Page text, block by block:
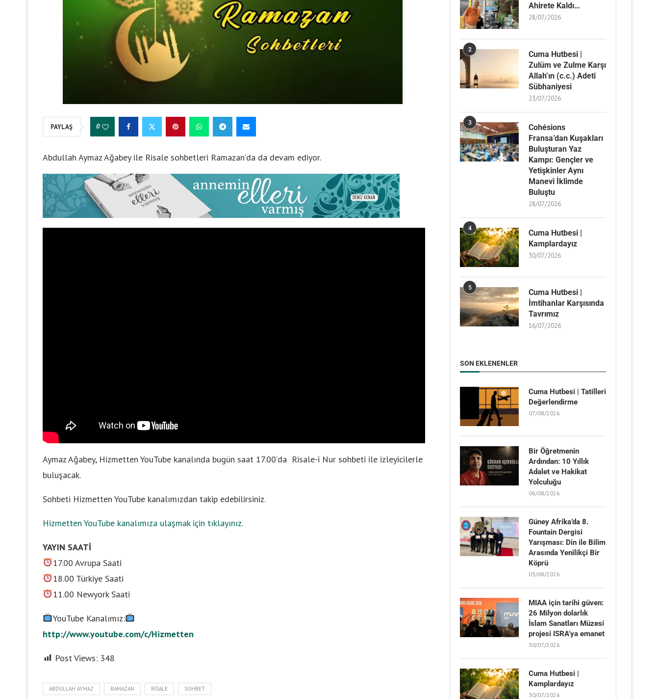
PAYLAŞ 0
Abdullah Aymaz Ağabey ile Risale sohbetleri Ramazan’da da devam ediyor.
Aymaz Ağabey, Hizmetten YouTube kanalında bugün saat 17.00’da Risale-i Nur sohbeti ile izleyicilerle
buluşacak.
Sohbeti Hizmetten YouTube kanalımızdan takip edebilirsiniz.
Hizmetten YouTube kanalımıza ulaşmak için tıklayınız.
YAYIN SAATİ
17.00 Avrupa Saati
18.00 Türkiye Saati
11.00 Newyork Saati
YouTube Kanalımız:
http://www.youtube.com/c/Hizmetten
Post Views: 348
ABDULLAH AYMAZ RAMAZAN RISALE SOHBET
Ahirete Kaldı…
28/07/2026
2
Cuma Hutbesi |
Zulüm ve Zulme Karşı
Allah’ın (c.c.) Adeti
Sübhaniyesi
23/07/2026
3
Cohésions
Fransa’dan Kuşakları
Buluşturan Yaz
Kampı: Gençler ve
Yetişkinler Aynı
Manevî İklimde
Buluştu
28/07/2026
4
Cuma Hutbesi |
Kamplardayız
30/07/2026
5
Cuma Hutbesi |
İmtihanlar Karşısında
Tavrımız
16/07/2026
SON EKLENENLER
Cuma Hutbesi | Tatilleri
Değerlendirme
07/08/2026
Bir Öğretmenin
Ardından: 10 Yıllık
Adalet ve Hakikat
Yolculuğu
06/08/2026
Güney Afrika’da 8.
Fountain Dergisi
Yarışması: Din ile Bilim
Arasında Yenilikçi Bir
Köprü
03/08/2026
MIAA için tarihi güven:
26 Milyon dolarlık
İslam Sanatları Müzesi
projesi ISRA’ya emanet
30/07/2026
Cuma Hutbesi |
Kamplardayız
30/07/2026